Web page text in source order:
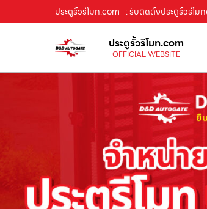
ประตูรั้วรีโมท.com : รับติดตั้งประตูรั้วรีโม
ประตูรั้วรีโมท.com
OFFICIAL WEBSITE